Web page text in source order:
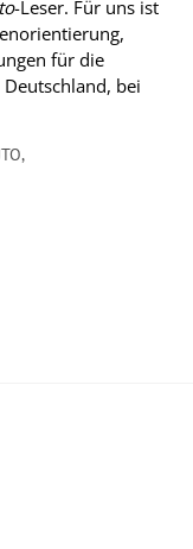
-Leser. Für uns ist
für die
bei
,